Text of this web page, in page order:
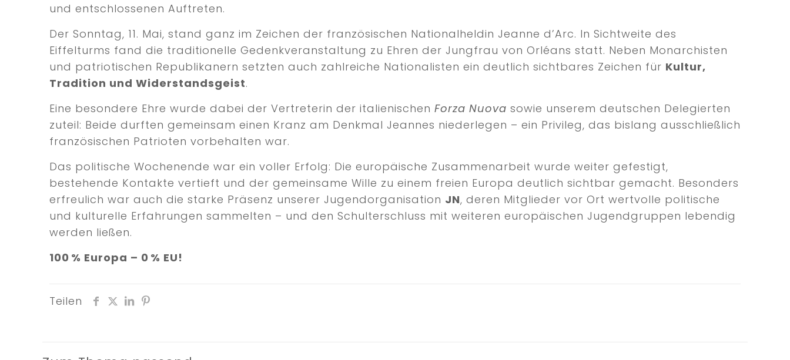
und entschlossenen Auftreten.
Der Sonntag, 11. Mai, stand ganz im Zeichen der französischen Nationalheldin Jeanne d’Arc. In Sichtweite des
Eiffelturms fand die traditionelle Gedenkveranstaltung zu Ehren der Jungfrau von Orléans statt. Neben Monarchisten
und patriotischen Republikanern setzten auch zahlreiche Nationalisten ein deutlich sichtbares Zeichen für Kultur,
Tradition und Widerstandsgeist.
Eine besondere Ehre wurde dabei der Vertreterin der italienischen Forza Nuova sowie unserem deutschen Delegierten
zuteil: Beide durften gemeinsam einen Kranz am Denkmal Jeannes niederlegen – ein Privileg, das bislang ausschließlich
französischen Patrioten vorbehalten war.
Das politische Wochenende war ein voller Erfolg: Die europäische Zusammenarbeit wurde weiter gefestigt,
bestehende Kontakte vertieft und der gemeinsame Wille zu einem freien Europa deutlich sichtbar gemacht. Besonders
erfreulich war auch die starke Präsenz unserer Jugendorganisation JN, deren Mitglieder vor Ort wertvolle politische
und kulturelle Erfahrungen sammelten – und den Schulterschluss mit weiteren europäischen Jugendgruppen lebendig
werden ließen.
100 % Europa – 0 % EU!
Teilen